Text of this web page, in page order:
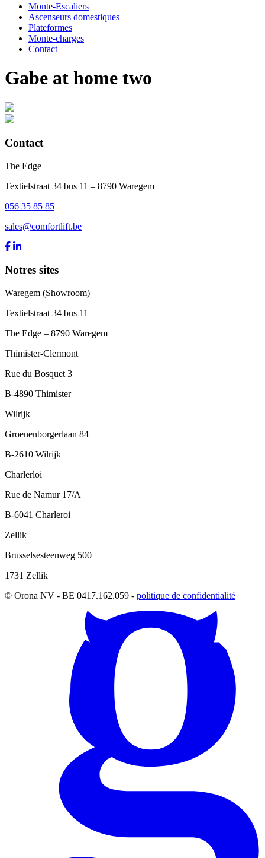
Monte-Escaliers
Ascenseurs domestiques
Plateformes
Monte-charges
Contact
Gabe at home two
Contact
The Edge
Textielstraat 34 bus 11 – 8790 Waregem
056 35 85 85
sales@comfortlift.be
Notres sites
Waregem (Showroom)
Textielstraat 34 bus 11
The Edge – 8790 Waregem
Thimister-Clermont
Rue du Bosquet 3
B-4890 Thimister
Wilrijk
Groenenborgerlaan 84
B-2610 Wilrijk
Charlerloi
Rue de Namur 17/A
B-6041 Charleroi
Zellik
Brusselsesteenweg 500
1731 Zellik
© Orona NV - BE 0417.162.059 - politique de confidentialité